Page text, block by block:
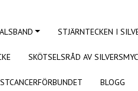
STJÄRNTECKEN I
SKÖTSELSRÅD AV
BLOGG